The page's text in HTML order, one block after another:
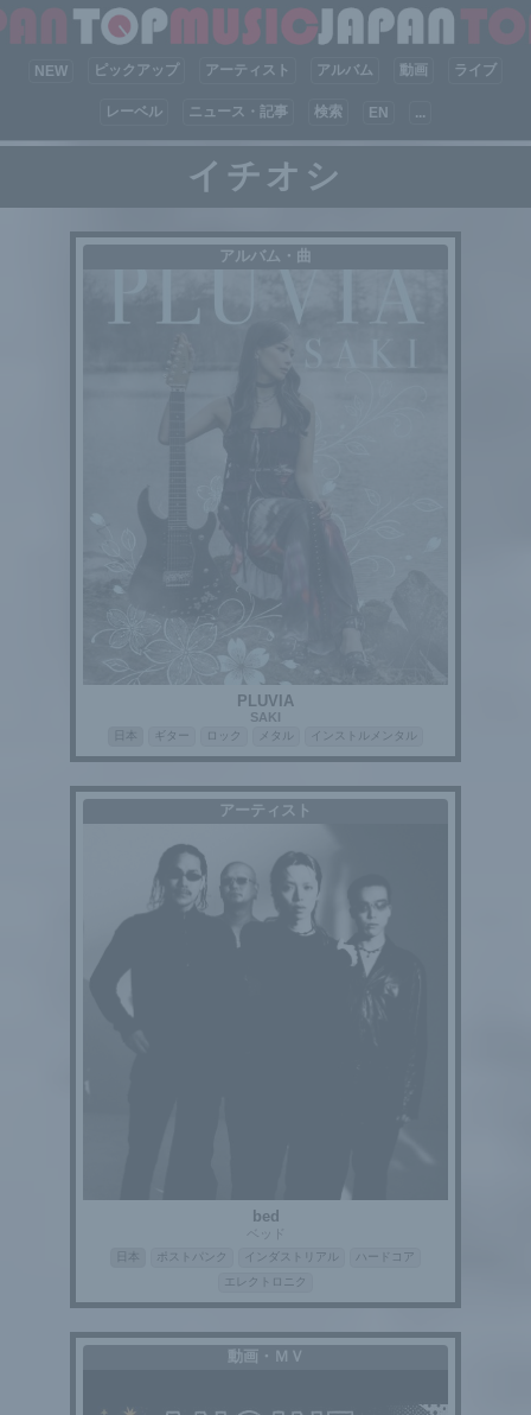
NEW ピックアップ アーティスト アルバム 動画 ライブ
レーベル ニュース・記事 検索 EN ...
イチオシ
アルバム・曲
PLUVIA
SAKI
ギター ロック メタル インストルメンタル
アーティスト
bed
ベッド
ポストパンク インダストリアル
ハードコア
エレクトロニク
動画・ＭＶ